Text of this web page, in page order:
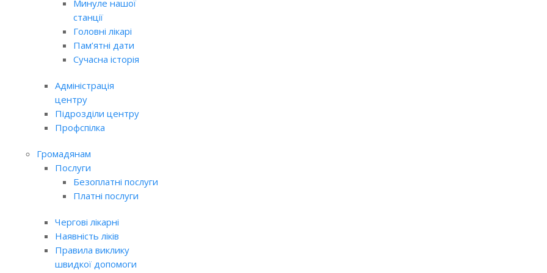
Минуле нашої
станції
Головні лікарі
Пам’ятні дати
Сучасна історія
Адміністрація
центру
Підрозділи центру
Профспілка
Громадянам
Послуги
Безоплатні послуги
Платні послуги
Чергові лікарні
Наявність ліків
Правила виклику
швидкої допомоги